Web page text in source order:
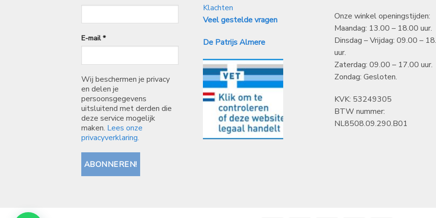
E-mail*
Wij beschermen je privacy
en delen je
persoonsgegevens
uitsluitend met derden die
deze service mogelijk
maken. Lees onze
privacyverklaring.
Klachten
Veel gestelde vragen
De Patrijs Almere
Onze winkel openingstijden:
Maandag: 13.00 – 18.00 uur.
Dinsdag – Vrijdag: 09.00 –
uur.
Zaterdag: 09.00 – 17.00 uur.
Zondag: Gesloten.
KVK: 53249305
BTW nummer:
NL8508.09.290.B01